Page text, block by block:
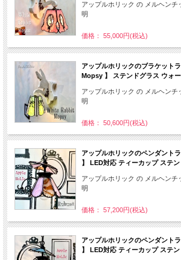
アップルホリック の メルヘンチ
明
価格： 55,000円(税込)
アップルホリックのブラケット
Mopsy 】 ステンドグラス ウォ
アップルホリック の メルヘンチ
明
価格： 50,600円(税込)
アップルホリックのペンダント
】 LED対応 ティーカップ ステ
アップルホリック の メルヘンチ
明
価格： 57,200円(税込)
アップルホリックのペンダント
】 LED対応 ティーカップ ステ